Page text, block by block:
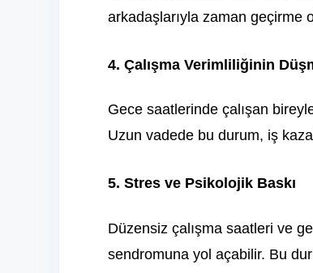
arkadaşlarıyla zaman geçirme
4. Çalışma Verimliliğinin
Gece saatlerinde çalışan
Uzun vadede bu durum, iş
5. Stres ve Psikolojik Baskı
Düzensiz çalışma saatleri ve
sendromuna yol açabilir. Bu